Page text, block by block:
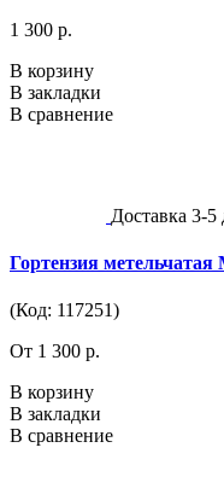
1 300 р.
В корзину
В закладки
В сравнение
Доставка 3-5
Гортензия
(Код: 117251)
От 1 300 р.
В корзину
В закладки
В сравнение